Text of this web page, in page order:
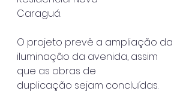
Caraguá.
O projeto prevê a ampliação da
iluminação da avenida, assim
que as obras de
duplicação sejam concluídas.